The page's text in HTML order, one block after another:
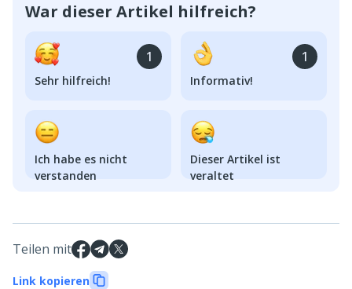
War dieser Artikel hilfreich?
1
Sehr hilfreich!
1
Informativ!
Ich habe es nicht
verstanden
Dieser Artikel ist
veraltet
Teilen mit
Link kopieren